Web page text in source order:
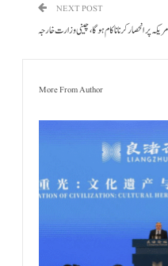
NEXT POST
پر انحصار کرنا ناکام ہوگا، چینی وزارت خارجہ
More From Author